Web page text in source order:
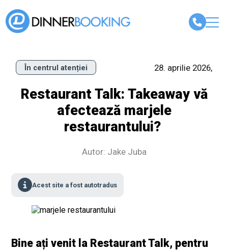
În centrul atenției 28. aprilie 2026,
Restaurant Talk: Takeaway vă
afectează marjele
restaurantului?
Autor: Jake Juba
Acest site a fost autotradus
Bine ați venit la Restaurant Talk, pentru